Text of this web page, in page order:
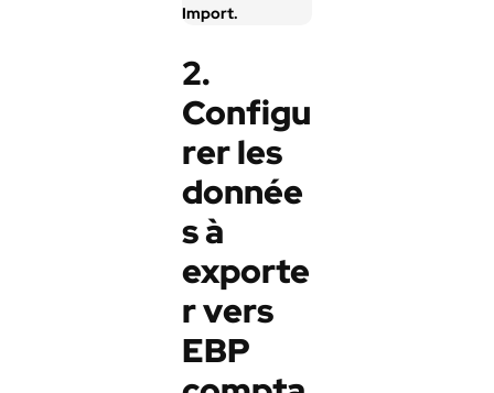
Import.
2.
Configu
rer les
donnée
s à
exporte
r vers
EBP